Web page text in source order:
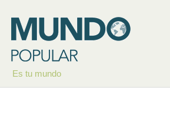
Es tu mundo